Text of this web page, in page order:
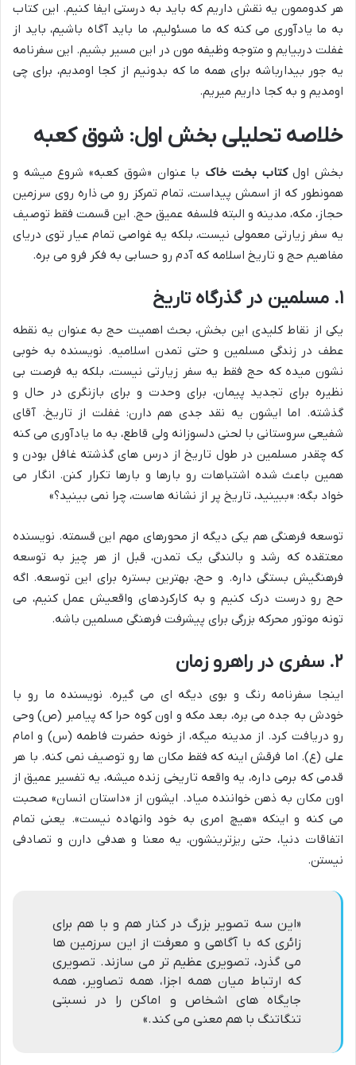
هر کدوممون یه نقش داریم که باید به درستی ایفا کنیم. این کتاب
به ما یادآوری می کنه که ما مسئولیم، ما باید آگاه باشیم، باید از
غفلت دربیایم و متوجه وظیفه مون در این مسیر بشیم. این سفرنامه
یه جور بیدارباشه برای همه ما که بدونیم از کجا اومدیم، برای چی
اومدیم و به کجا داریم میریم.
خلاصه تحلیلی بخش اول: شوق کعبه
بخش اولکتاب بخت خاک با عنوان «شوق کعبه» شروع میشه و
همونطور که از اسمش پیداست، تمام تمرکز رو می ذاره روی سرزمین
حجاز، مکه، مدینه و البته فلسفه عمیق حج. این قسمت فقط توصیف
یه سفر زیارتی معمولی نیست، بلکه یه غواصی تمام عیار توی دریای
مفاهیم حج و تاریخ اسلامه که آدم رو حسابی به فکر فرو می بره.
۱. مسلمین در گذرگاه تاریخ
یکی از نقاط کلیدی این بخش، بحث اهمیت حج به عنوان یه نقطه
عطف در زندگی مسلمین و حتی تمدن اسلامیه. نویسنده به خوبی
نشون میده که حج فقط یه سفر زیارتی نیست، بلکه یه فرصت بی
نظیره برای تجدید پیمان، برای وحدت و برای بازنگری در حال و
گذشته. اما ایشون یه نقد جدی هم دارن: غفلت از تاریخ. آقای
شفیعی سروستانی با لحنی دلسوزانه ولی قاطع، به ما یادآوری می کنه
که چقدر مسلمین در طول تاریخ از درس های گذشته غافل بودن و
همین باعث شده اشتباهات رو بارها و بارها تکرار کنن. انگار می
خواد بگه: «ببینید، تاریخ پر از نشانه هاست، چرا نمی بینید؟»
توسعه فرهنگی هم یکی دیگه از محورهای مهم این قسمته. نویسنده
معتقده که رشد و بالندگی یک تمدن، قبل از هر چیز به توسعه
فرهنگیش بستگی داره. و حج، بهترین بستره برای این توسعه. اگه
حج رو درست درک کنیم و به کارکردهای واقعیش عمل کنیم، می
تونه موتور محرکه بزرگی برای پیشرفت فرهنگی مسلمین باشه.
۲. سفری در راهرو زمان
اینجا سفرنامه رنگ و بوی دیگه ای می گیره. نویسنده ما رو با
خودش به جده می بره، بعد مکه و اون کوه حرا که پیامبر (ص) وحی
رو دریافت کرد. از مدینه میگه، از خونه حضرت فاطمه (س) و امام
علی (ع). اما فرقش اینه که فقط مکان ها رو توصیف نمی کنه. با هر
قدمی که برمی داره، یه واقعه تاریخی زنده میشه، یه تفسیر عمیق از
اون مکان به ذهن خواننده میاد. ایشون از «داستان انسان» صحبت
می کنه و اینکه «هیچ امری به خود وانهاده نیست». یعنی تمام
اتفاقات دنیا، حتی ریزترینشون، یه معنا و هدفی دارن و تصادفی
نیستن.
«این سه تصویر بزرگ در کنار هم و با هم برای
زائری که با آگاهی و معرفت از این سرزمین ها
می گذرد، تصویری عظیم تر می سازند. تصویری
که ارتباط میان همه اجزا، همه تصاویر، همه
جایگاه های اشخاص و اماکن را در نسبتی
تنگاتنگ با هم معنی می کند.»